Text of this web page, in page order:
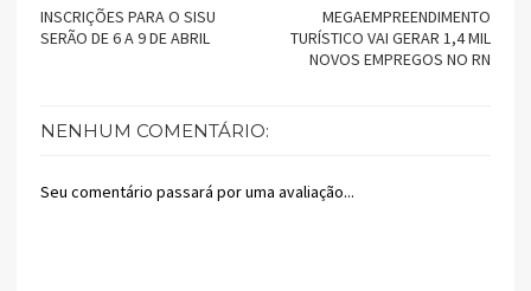
MEGAEMPREENDIMENTO
TURÍSTICO VAI GERAR 1,4 MIL
NOVOS EMPREGOS NO RN
INSCRIÇÕES PARA O SISU
SERÃO DE 6 A 9 DE ABRIL
NENHUM COMENTÁRIO:
Seu comentário passará por uma avaliação...